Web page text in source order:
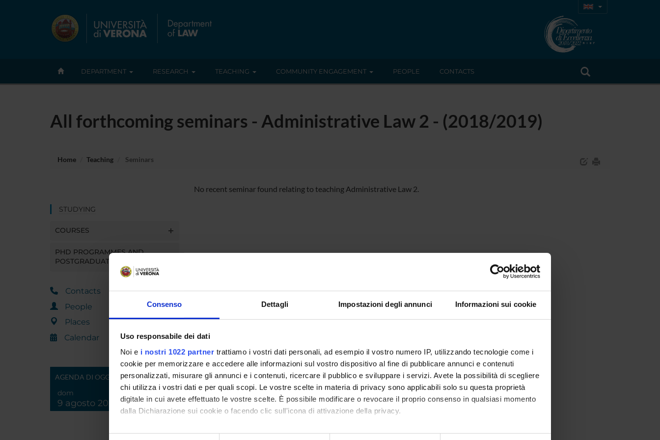
Consenso Dettagli Impostazioni degli annunci Informazioni sui cookie
Uso responsabile dei dati
Noi e i nostri 1022 partner trattiamo i vostri dati personali, ad esempio il vostro numero IP, utilizzando tecnologie come i
cookie per memorizzare e accedere alle informazioni sul vostro dispositivo al fine di pubblicare annunci e contenuti
personalizzati, misurare gli annunci e i contenuti, ricercare il pubblico e sviluppare i servizi. Avete la possibilità di scegliere
chi utilizza i vostri dati e per quali scopi. Le vostre scelte in materia di privacy sono applicabili solo su questa proprietà
digitale in cui avete effettuato le vostre scelte. È possibile modificare o revocare il proprio consenso in qualsiasi momento
dalla Dichiarazione sui cookie o facendo clic sull'icona di attivazione della privacy.
Con il tuo consenso, vorremmo anche:
DEPARTMENT RESEARCH TEACHING COMMUNITY ENGAGEMENT PEOPLE CONTACTS
All forthcoming seminars - Administrative Law 2 - (2018/2019)
Home Teaching Seminars
STUDYING
COURSES
PHD PROGRAMMES AND
POSTGRADUATE TRAINING
Contacts
People
Places
Calendar
AGENDA DI OGGI
dom
9 agosto 2026
No recent seminar found relating to teaching Administrative Law 2.